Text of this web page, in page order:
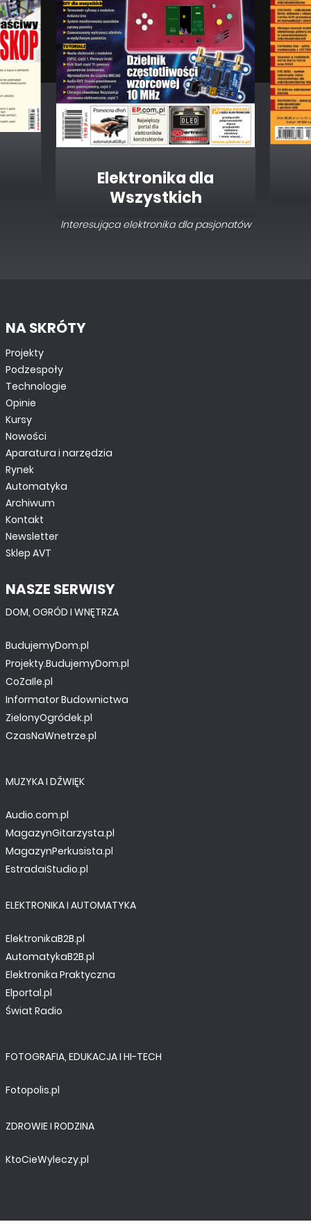
Elektronika dla
Wszystkich
Interesująca elektronika dla pasjonatów
NA SKRÓTY
Projekty
Podzespoły
Technologie
Opinie
Kursy
Nowości
Aparatura i narzędzia
Rynek
Automatyka
Archiwum
Kontakt
Newsletter
Sklep AVT
NASZE SERWISY
DOM, OGRÓD I WNĘTRZA
BudujemyDom.pl
Projekty.BudujemyDom.pl
CoZaIle.pl
Informator Budownictwa
ZielonyOgródek.pl
CzasNaWnetrze.pl
MUZYKA I DŹWIĘK
Audio.com.pl
MagazynGitarzysta.pl
MagazynPerkusista.pl
EstradaiStudio.pl
ELEKTRONIKA I AUTOMATYKA
ElektronikaB2B.pl
AutomatykaB2B.pl
Elektronika Praktyczna
Elportal.pl
Świat Radio
FOTOGRAFIA, EDUKACJA I HI-TECH
Fotopolis.pl
ZDROWIE I RODZINA
KtoCieWyleczy.pl